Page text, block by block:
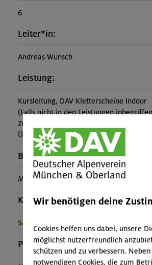
6
Leiter*in:
Andreas Wunsch
Leistung:
Kursleitung, DAV Kletterscheine Indoor
(Falls nicht in den Leistungen
Zusatzkosten für z.B. An- und Abreise,
Übernachtung oder Skipass an.)
Buchungscode:
MUC-25-1549
Kontakt Veranstalter:
Sektion München
Preise:
Wir benötigen deine
Cookies helfen uns dabei, unsere
möglichst nutzerfreundlich
schützen und zu verbessern.
notwendigen Cookies, die zum